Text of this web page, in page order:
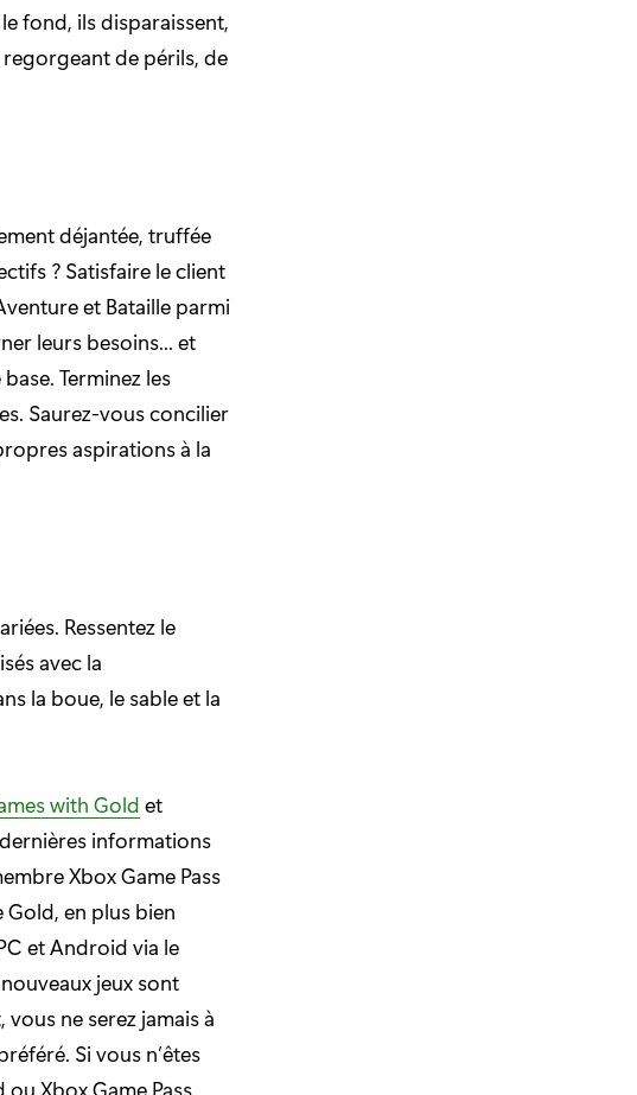
fond, ils disparaissent,
de périls, de
déjantée, truffée
? Satisfaire le client
et Bataille parmi
leurs besoins... et
Terminez les
Saurez-vous concilier
aspirations à la
Ressentez le
avec la
la boue, le sable et la
with Gold et
informations
Xbox Game Pass
Gold, en plus bien
et Android via le
jeux sont
ne serez jamais à
Si vous n’êtes
Xbox Game Pass